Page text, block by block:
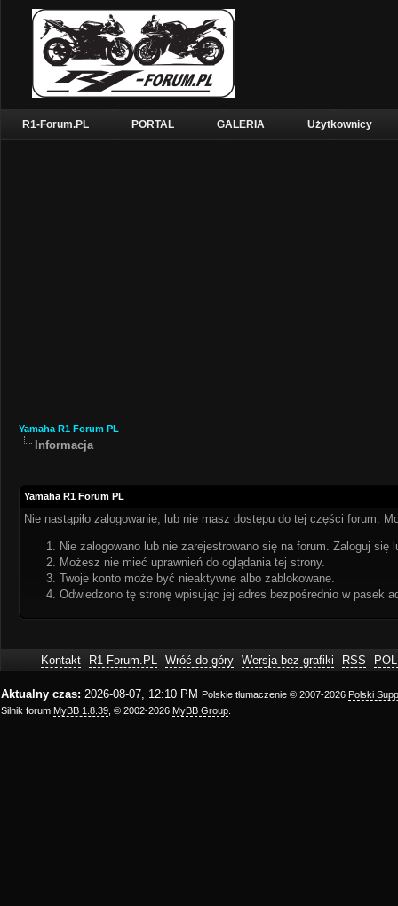
R1-Forum.PL PORTAL GALERIA Użytkownicy
Yamaha R1 Forum PL
Informacja
Yamaha R1 Forum PL
Nie nastąpiło zalogowanie, lub nie masz dostępu do tej części forum.
Nie zalogowano lub nie zarejestrowano się na forum. Zaloguj się
Możesz nie mieć uprawnień do oglądania tej strony.
Twoje konto może być nieaktywne albo zablokowane.
Odwiedzono tę stronę wpisując jej adres bezpośrednio w pasek
Kontakt R1-Forum.PL Wróć do góry Wersja bez grafiki RSS
Aktualny czas: 2026-08-07, 12:10 PM Polskie tłumaczenie © 2007-2026 Polski
Silnik forum MyBB 1.8.39 , © 2002-2026 MyBB Group